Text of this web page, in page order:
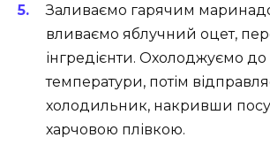
Заливаємо гарячим
вливаємо яблучний оцет,
інгредієнти. Охолоджуємо до
температури, потім
холодильник, накривши
харчовою плівкою.